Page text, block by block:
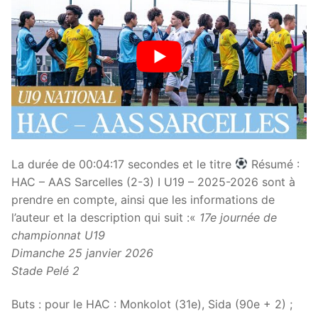
La durée de 00:04:17 secondes et le titre
Résumé :
HAC – AAS Sarcelles (2-3) I U19 – 2025-2026 sont à
prendre en compte, ainsi que les informations de
l’auteur et la description qui suit :« 17e journée de
championnat U19
Dimanche 25 janvier 2026
Stade Pelé 2
Buts : pour le HAC : Monkolot (31e), Sida (90e + 2) ;